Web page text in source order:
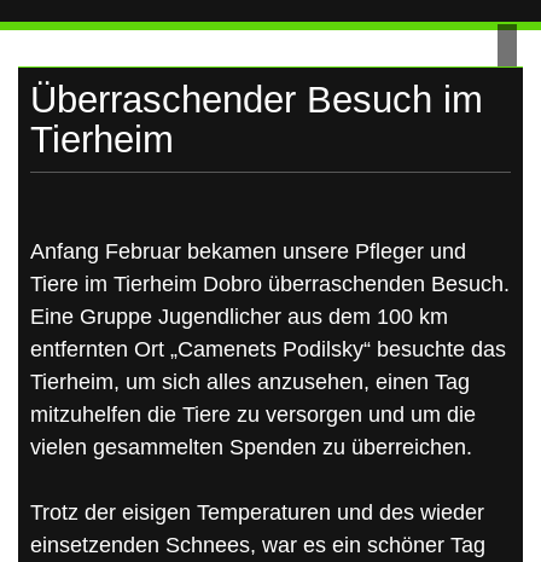
contentÜberraschender Besuch im
Tierheim
Anfang Februar bekamen unsere Pfleger und
Tiere im Tierheim Dobro überraschenden Besuch.
Eine Gruppe Jugendlicher aus dem 100 km
entfernten Ort „Camenets Podilsky“ besuchte das
Tierheim, um sich alles anzusehen, einen Tag
mitzuhelfen die Tiere zu versorgen und um die
vielen gesammelten Spenden zu überreichen.
Trotz der eisigen Temperaturen und des wieder
einsetzenden Schnees, war es ein schöner Tag